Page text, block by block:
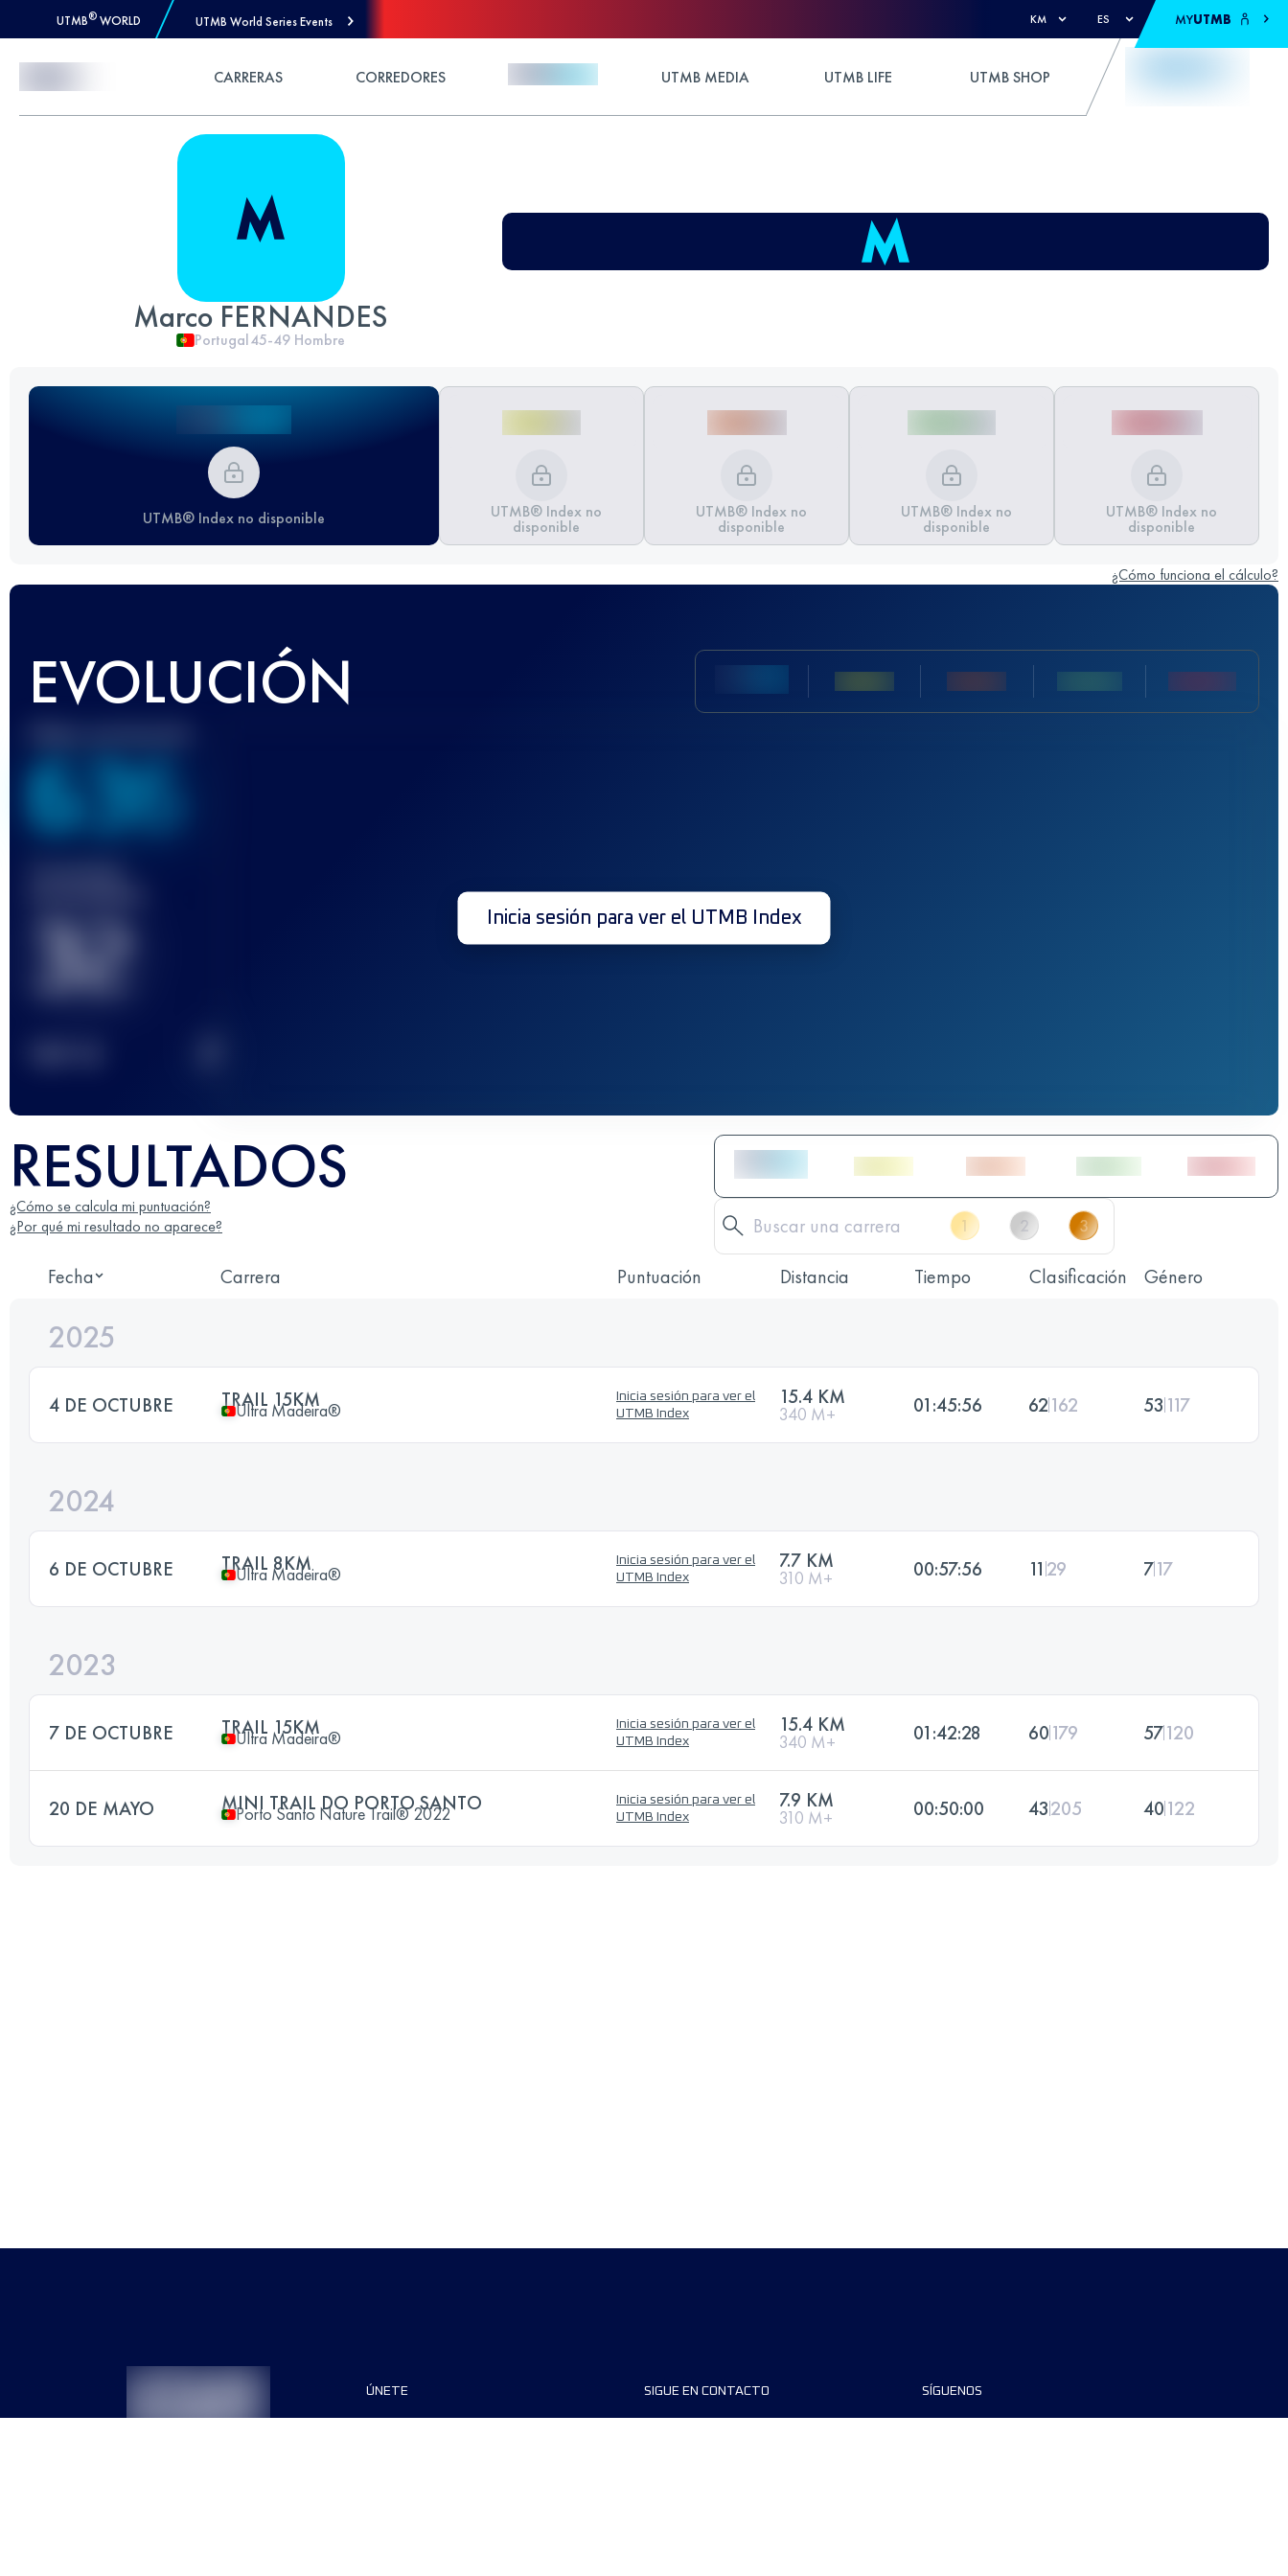
UTMB® WORLD UTMB World Series Events KM ES MYUTMB
CARRERAS CORREDORES UTMB MEDIA UTMB LIFE UTMB SHOP
Marco FERNANDES
Portugal45-49 Hombre
UTMB® Index no disponible UTMB® Index no
disponible
UTMB® Index no
disponible
UTMB® Index no
disponible
UTMB® Index no
disponible
¿Cómo funciona el cálculo?
EVOLUCIÓN
636
32 Inicia sesión para ver el UTMB Index
RESULTADOS
¿Cómo se calcula mi puntuación?
¿Por qué mi resultado no aparece?
Fecha Carrera Puntuación Distancia Tiempo Clasificación Género
2025
4 DE OCTUBRE TRAIL 15KM
Ultra Madeira®
Inicia sesión para ver el
UTMB Index
15.4 KM
340 M+ 01:45:56 62162 53 117
2024
6 DE OCTUBRE TRAIL 8KM
Ultra Madeira®
Inicia sesión para ver el
UTMB Index
7.7 KM
310 M+ 00:57:56 11 29 717
2023
7 DE OCTUBRE TRAIL 15KM
Ultra Madeira®
Inicia sesión para ver el
UTMB Index
15.4 KM
340 M+ 01:42:28 60179 57120
20 DE MAYO MINI TRAIL DO PORTO SANTO
Porto Santo Nature Trail® 2022
Inicia sesión para ver el
UTMB Index
7.9 KM
310 M+ 00:50:00 43205 40122
ÚNETE SIGUE EN CONTACTO SÍGUENOS